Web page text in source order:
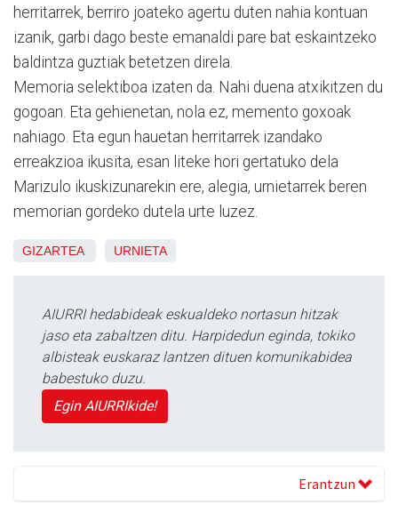
herritarrek, berriro joateko agertu duten nahia kontuan
izanik, garbi dago beste emanaldi pare bat eskaintzeko
baldintza guztiak betetzen direla.
Memoria selektiboa izaten da. Nahi duena atxikitzen du
gogoan. Eta gehienetan, nola ez, memento goxoak
nahiago. Eta egun hauetan herritarrek izandako
erreakzioa ikusita, esan liteke hori gertatuko dela
Marizulo ikuskizunarekin ere, alegia, urnietarrek beren
memorian gordeko dutela urte luzez.
GIZARTEA URNIETA
AIURRI hedabideak eskualdeko nortasun hitzak
jaso eta zabaltzen ditu. Harpidedun eginda, tokiko
albisteak euskaraz lantzen dituen komunikabidea
babestuko duzu.
Egin AIURRIkide!
Erantzun